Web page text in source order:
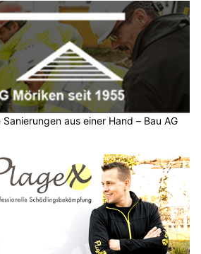
aus einer Hand – Bau AG